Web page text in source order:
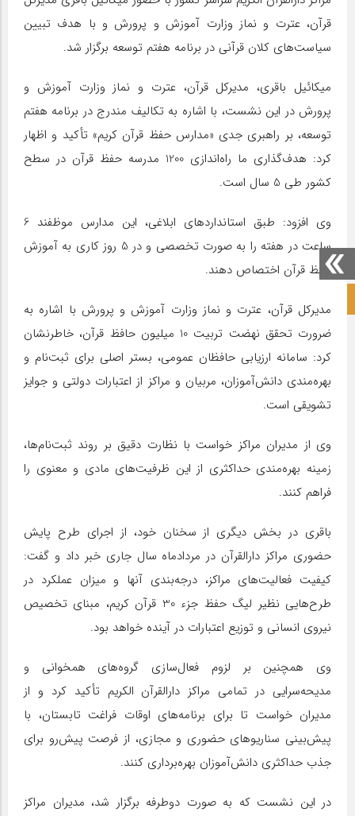
قرآن، عترت و نماز وزارت آموزش و پرورش و با هدف تبیین
سیاست‌های کلان قرآنی در برنامه هفتم توسعه برگزار شد.
میکائیل باقری، مدیرکل قرآن، عترت و نماز وزارت آموزش و
پرورش در این نشست، با اشاره به تکالیف مندرج در برنامه هفتم
توسعه، بر راهبری جدی «مدارس حفظ قرآن کریم» تأکید و اظهار
کرد: هدف‌گذاری ما راه‌اندازی 1200 مدرسه حفظ قرآن در سطح
کشور طی 5 سال است.
وی افزود: طبق استاندارد‌های ابلاغی، این مدارس موظفند 6
ساعت در هفته را به صورت تخصصی و در 5 روز کاری به آموزش
حفظ قرآن اختصاص دهند.
مدیرکل قرآن، عترت و نماز وزارت آموزش و پرورش با اشاره به
ضرورت تحقق نهضت تربیت 10 میلیون حافظ قرآن، خاطرنشان
کرد: سامانه ارزیابی حافظان عمومی، بستر اصلی برای ثبت‌نام و
بهره‌مندی دانش‌آموزان، مربیان و مراکز از اعتبارات دولتی و جوایز
تشویقی است.
وی از مدیران مراکز خواست با نظارت دقیق بر روند ثبت‌نام‌ها،
زمینه بهره‌مندی حداکثری از این ظرفیت‌های مادی و معنوی را
فراهم کنند.
باقری در بخش دیگری از سخنان خود، از اجرای طرح پایش
حضوری مراکز دارالقرآن در مردادماه سال جاری خبر داد و گفت:
کیفیت فعالیت‌های مراکز، درجه‌بندی آنها و میزان عملکرد در
طرح‌هایی نظیر لیگ حفظ جزء 30 قرآن کریم، مبنای تخصیص
نیروی انسانی و توزیع اعتبارات در آینده خواهد بود.
وی همچنین بر لزوم فعال‌سازی گروه‌های همخوانی و
مدیحه‌سرایی در تمامی مراکز دارالقرآن الکریم تأکید کرد و از
مدیران خواست تا برای برنامه‌های اوقات فراغت تابستان، با
پیش‌بینی سناریو‌های حضوری و مجازی، از فرصت پیش‌رو برای
جذب حداکثری دانش‌آموزان بهره‌برداری کنند.
در این نشست که به صورت دوطرفه برگزار شد، مدیران مراکز